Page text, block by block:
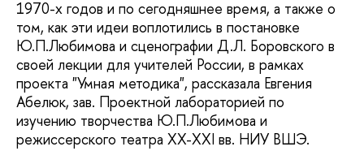
1970-х годов и по сегодняшнее время, а также о
том, как эти идеи воплотились в постановке
Ю.П.Любимова и сценографии Д.Л. Боровского в
своей лекции для учителей России, в рамках
проекта "Умная методика", рассказала Евгения
Абелюк, зав. Проектной лабораторией по
изучению творчества Ю.П.Любимова и
режиссерского театра XX-XXI вв. НИУ ВШЭ.